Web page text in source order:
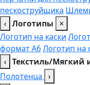
пескоструйщика
‹ Логотипы
×
Логотип на каски
формат А6Логотип на
‹ Текстиль/Мягкий
Полотенца ›